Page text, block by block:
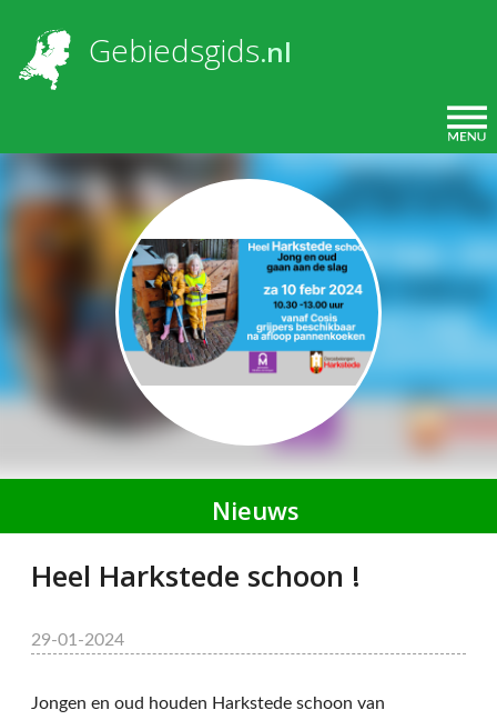
Nieuws
Gebiedsgids.nl
Heel Harkstede schoon !
29-01-2024
Jongen en oud houden Harkstede schoon van